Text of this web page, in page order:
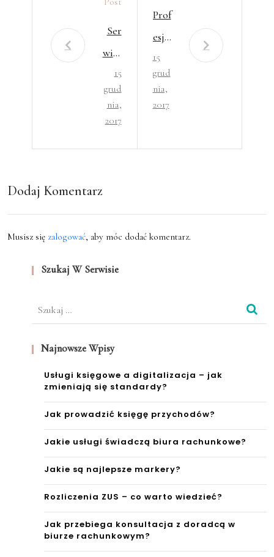
Ser
wisy
ogło
szen
iowe
15
grud
nia,
2017
Prof
esjo
naln
e
dora
wo
we
15
grud
nia,
2017
Dodaj Komentarz
Musisz się zalogować, aby móc dodać komentarz.
Szukaj W Serwisie
Szukaj:
Najnowsze Wpisy
Usługi księgowe a digitalizacja – jak
zmieniają się standardy?
Jak prowadzić księgę przychodów?
Jakie usługi świadczą biura rachunkowe?
Jakie są najlepsze markery?
Rozliczenia ZUS – co warto wiedzieć?
Jak przebiega konsultacja z doradcą w
biurze rachunkowym?